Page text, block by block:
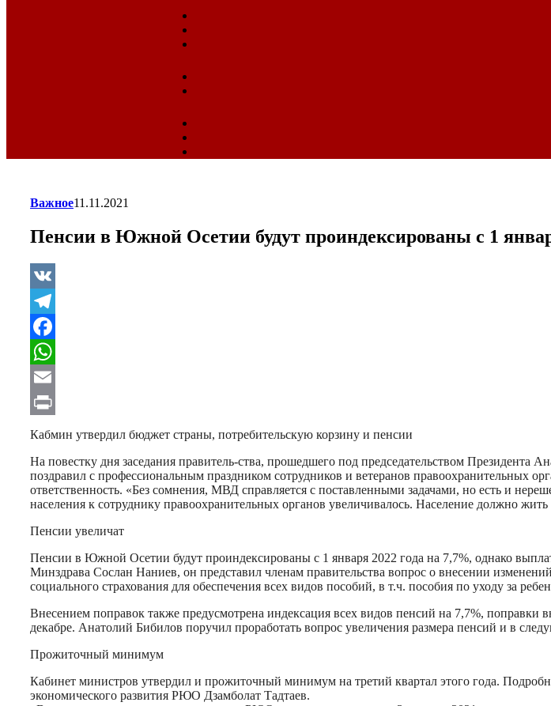
Важное11.11.2021
Пенсии в Южной Осетии будут проиндексированы с 1
VK
Telegram
Facebook
WhatsApp
Email
Print
Кабмин утвердил бюджет страны, потребительскую корзину и пенсии
На повестку дня заседания правитель-ства, прошедшего под председательством Президента
поздравил с профессиональным праздником сотрудников и ветеранов правоохранительных
ответственность. «Без сомнения, МВД справляется с поставленными задачами, но есть и
населения к сотруднику правоохранительных органов увеличивалось. Население должно
Пенсии увеличат
Пенсии в Южной Осетии будут проиндексированы с 1 января 2022 года на 7,7%, однако
Минздрава Сослан Наниев, он представил членам правительства вопрос о внесении
социального страхования для обеспечения всех видов пособий, в т.ч. пособия по уходу за
Внесением поправок также предусмотрена индексация всех видов пенсий на 7,7%, поправки
декабре. Анатолий Бибилов поручил проработать вопрос увеличения размера пенсий и в
Прожиточный минимум
Кабинет министров утвердил и прожиточный минимум на третий квартал этого года.
экономического развития РЮО Дзамболат Тадтаев.